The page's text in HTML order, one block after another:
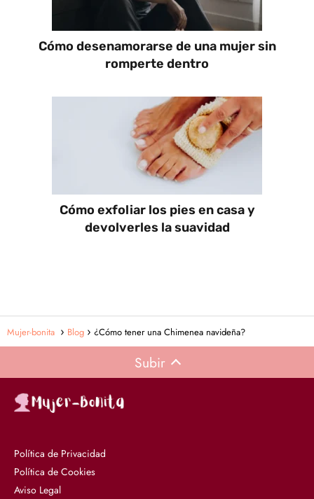
Cómo desenamorarse de una mujer sin
romperte dentro
Cómo exfoliar los pies en casa y
devolverles la suavidad
Mujer-bonita Blog ¿Cómo tener una Chimenea navideña?
Subir
Política de Privacidad
Política de Cookies
Aviso Legal